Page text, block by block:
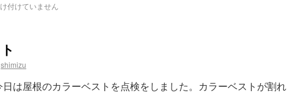
付けていません
shimizu
は屋根のカラーベストを点検をしました。カラーベストが割れ